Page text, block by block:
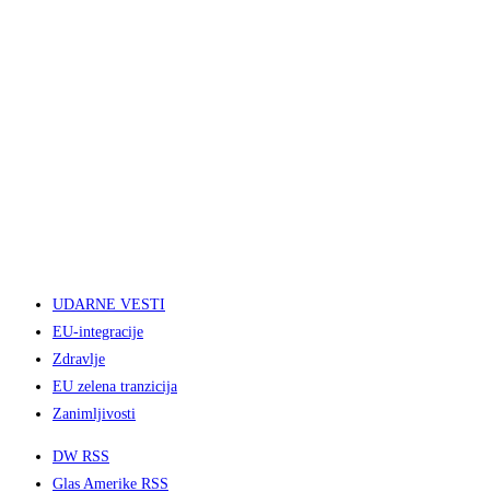
UDARNE VESTI
EU-integracije
Zdravlje
EU zelena tranzicija
Zanimljivosti
DW RSS
Glas Amerike RSS